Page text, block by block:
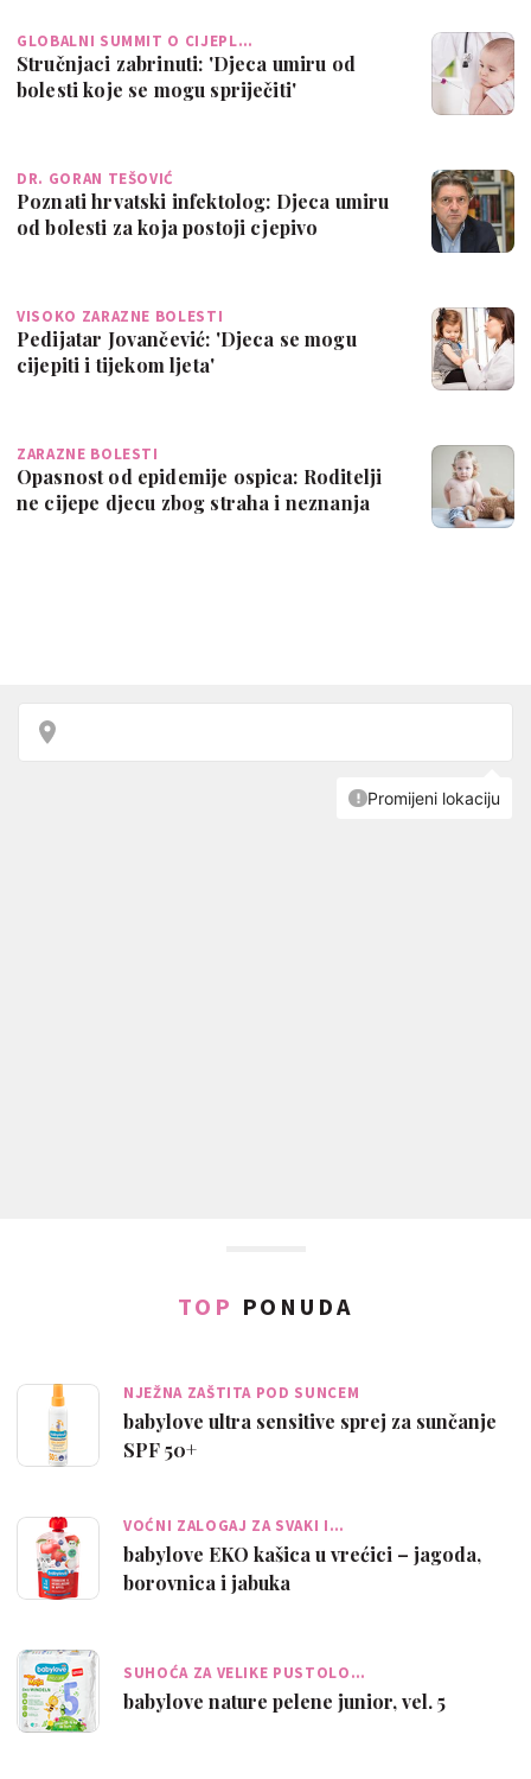
GLOBALNI SUMMIT O CIJEPL…
Stručnjaci zabrinuti: 'Djeca umiru od
bolesti koje se mogu spriječiti'
DR. GORAN TEŠOVIĆ
Poznati hrvatski infektolog: Djeca umiru
od bolesti za koja postoji cjepivo
VISOKO ZARAZNE BOLESTI
Pedijatar Jovančević: 'Djeca se mogu
cijepiti i tijekom ljeta'
ZARAZNE BOLESTI
Opasnost od epidemije ospica: Roditelji
ne cijepe djecu zbog straha i neznanja
TOP PONUDA
NJEŽNA ZAŠTITA POD SUNCEM
babylove ultra sensitive sprej za sunčanje
SPF 50+
VOĆNI ZALOGAJ ZA SVAKI I…
babylove EKO kašica u vrećici – jagoda,
borovnica i jabuka
SUHOĆA ZA VELIKE PUSTOLO…
babylove nature pelene junior, vel. 5